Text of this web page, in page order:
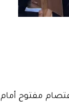
مفتوح أمام